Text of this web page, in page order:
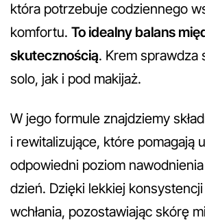
która potrzebuje codziennego
komfortu. To idealny balans
skutecznością. Krem sprawdza
solo, jak i pod makijaż.
W jego formule znajdziemy
i rewitalizujące, które pomagają
odpowiedni poziom nawodnienia
dzień. Dzięki lekkiej
wchłania, pozostawiając skórę